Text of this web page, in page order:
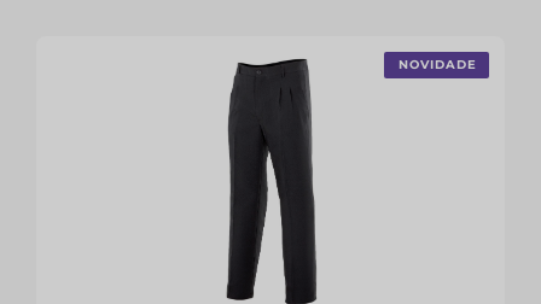
NOVIDADE